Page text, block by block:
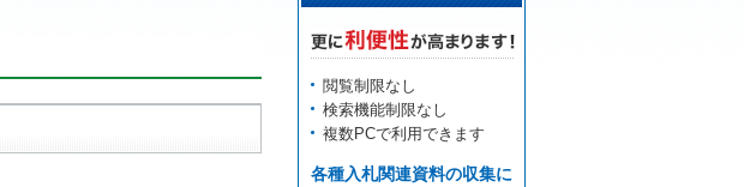
閲覧制限なし
検索機能制限なし
複数PCで利用できます
各種入札関連資料の収集に